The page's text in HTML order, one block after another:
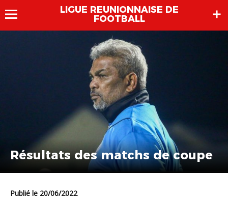
LIGUE REUNIONNAISE DE
FOOTBALL
Résultats des matchs de coupe
Publié le 20/06/2022